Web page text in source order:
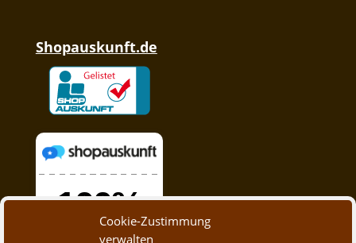
Cookie-Zustimmung
verwalten
Shopauskunft.de